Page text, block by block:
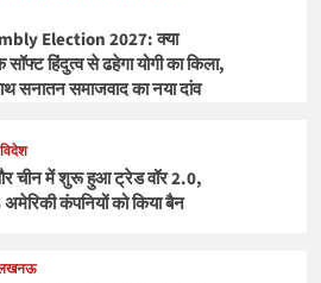
Election 2027: क्या
हिंदुत्व से ढहेगा योगी का किला,
सनातन समाजवाद का नया दांव
विदेश
चीन में शुरू हुआ ट्रेड वॉर 2.0,
कंपनियों को किया बैन